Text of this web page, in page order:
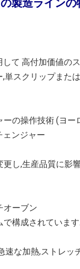
製造ラインの
て 高付加価値の
単スクリップまた
ーの操作技術 (ヨー
ェンジャー
更し,生産品質に影
オーブン
で構成されています.
速な加熱,ストレッ